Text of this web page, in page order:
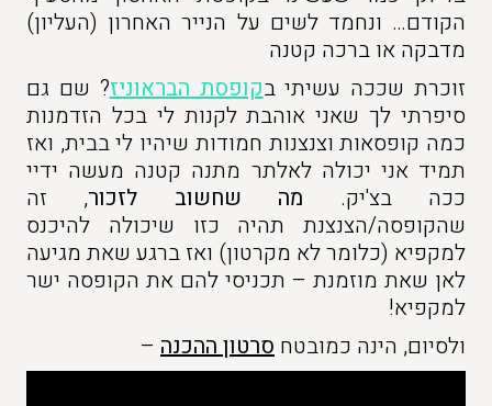
הקודם… ונחמד לשים על הנייר האחרון (העליון)
מדבקה או ברכה קטנה
זוכרת שככה עשיתי בקופסת הבראוניז? שם גם
סיפרתי לך שאני אוהבת לקנות לי בכל הזדמנות
כמה קופסאות וצנצנות חמודות שיהיו לי בבית, ואז
תמיד אני יכולה לאלתר מתנה קטנה מעשה ידיי
ככה בצ'יק. מה שחשוב לזכור, זה
שהקופסה/הצנצנת תהיה כזו שיכולה להיכנס
למקפיא (כלומר לא מקרטון) ואז ברגע שאת מגיעה
לאן שאת מוזמנת – תכניסי להם את הקופסה ישר
למקפיא!
ולסיום, הינה כמובטח סרטון ההכנה –